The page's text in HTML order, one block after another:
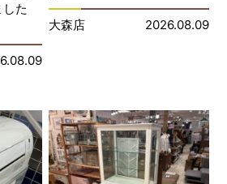
た
大森店 2026.08.09